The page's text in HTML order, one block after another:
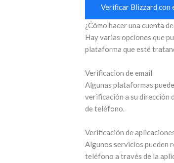
Verificar Blizzard con
¿Cómo hacer una cuenta
Hay varias opciones que
plataforma que esté
Verificacion de email
Algunas plataformas
verificación a su dirección
de teléfono.
Verificación de
Algunos servicios pueden
teléfono a través de la